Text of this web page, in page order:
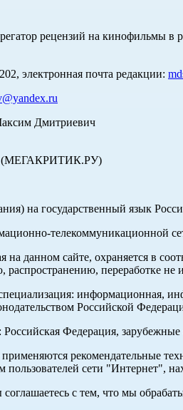
рецензий на кинофильмы в
электронная почта редакции:
Дмитриевич
(МЕГАКРИТИК.РУ)
на государственный язык
телекоммуникационной
данном сайте, охраняется в
переработке не
информационная,
Российской
Российская Федерация,
рекомендательные
пользователей сети "Интернет",
с тем, что мы